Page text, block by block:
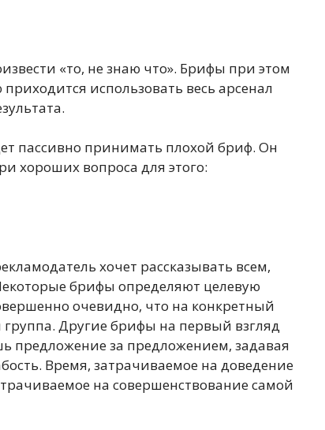
«то, не знаю что». Брифы при этом
использовать весь арсенал
пассивно принимать плохой бриф. Он
хороших вопроса для этого:
хочет рассказывать всем,
брифы определяют целевую
очевидно, что на конкретный
Другие брифы на первый взгляд
предложение за предложением, задавая
Время, затрачиваемое на доведение
на совершенствование самой